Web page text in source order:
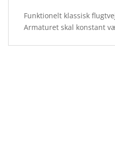
Funktionelt klassisk
Armaturet skal konstant